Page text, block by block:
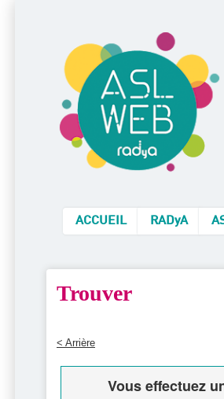
ACCUEIL RADyA
Trouver
< Arrière
Vous effectuez